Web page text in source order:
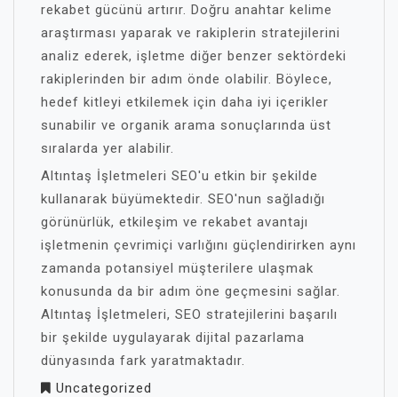
rekabet gücünü artırır. Doğru anahtar kelime
araştırması yaparak ve rakiplerin stratejilerini
analiz ederek, işletme diğer benzer sektördeki
rakiplerinden bir adım önde olabilir. Böylece,
hedef kitleyi etkilemek için daha iyi içerikler
sunabilir ve organik arama sonuçlarında üst
sıralarda yer alabilir.
Altıntaş İşletmeleri SEO'u etkin bir şekilde
kullanarak büyümektedir. SEO'nun sağladığı
görünürlük, etkileşim ve rekabet avantajı
işletmenin çevrimiçi varlığını güçlendirirken aynı
zamanda potansiyel müşterilere ulaşmak
konusunda da bir adım öne geçmesini sağlar.
Altıntaş İşletmeleri, SEO stratejilerini başarılı
bir şekilde uygulayarak dijital pazarlama
dünyasında fark yaratmaktadır.
Uncategorized